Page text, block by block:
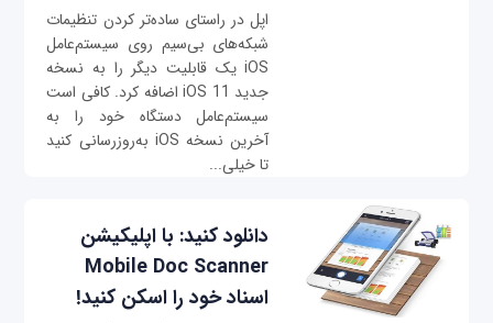
اپل در راستای ساده‌تر کردن تنظیمات
شبکه‌های بی‌سیم روی سیستم‌عامل
iOS یک قابلیت دیگر را به نسخه
جدید iOS 11 اضافه کرد. کافی است
سیستم‌عامل دستگاه خود را به
آخرین نسخه iOS به‌روزرسانی کنید
تا خیلی...
دانلود کنید: با اپلیکیشن
Mobile Doc Scanner
اسناد خود را اسکن کنید!